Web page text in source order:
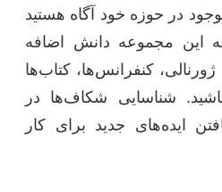
در حوزه خود آگاه هستید
این مجموعه دانش اضافه
کنفرانس‌ها، کتاب‌ها
شناسایی شکاف‌ها در
ایده‌های جدید برای کار